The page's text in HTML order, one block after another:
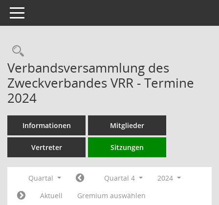
Toggle navigation
Rechercheauswahl
Verbandsversammlung des
Zweckverbandes VRR - Termine
2024
Informationen Mitglieder
Vertreter Sitzungen
Quartal Quartal 4
2024
Aktuell
Gremium auswählen